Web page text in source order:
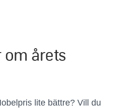
om årets
lite bättre? Vill du